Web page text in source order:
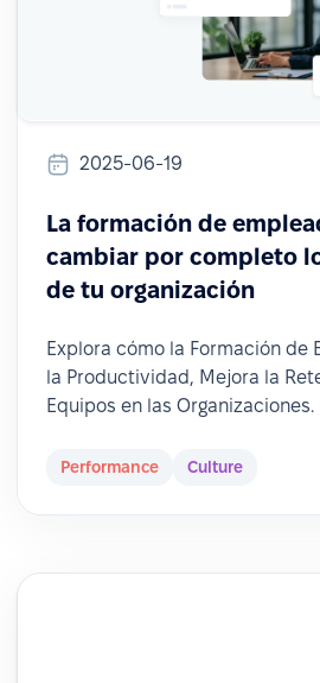
2025-06-19
La formación de
cambiar por completo
de tu organización
Explora cómo la Formación de
la Productividad, Mejora la
Equipos en las Organizaciones.
Performance Culture